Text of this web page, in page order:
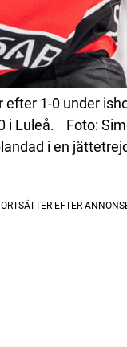
1-0 under
i Luleå. Foto:
i en